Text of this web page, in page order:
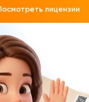
лицензии